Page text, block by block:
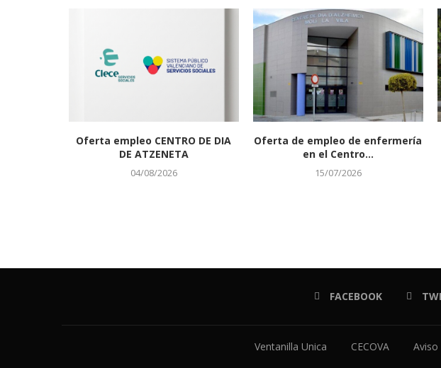
Oferta empleo CENTRO DE DIA
DE ATZENETA
04/08/2026
Oferta de empleo de enfermería
en el Centro...
15/07/2026
FACEBOOK
Ventanilla Unica CECOVA Aviso